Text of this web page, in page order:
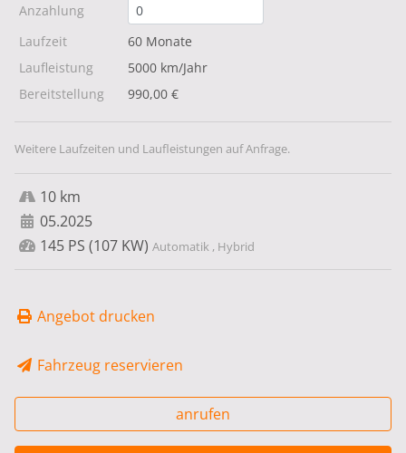
Anzahlung
Laufzeit
60 Monate
Laufleistung
5000 km/Jahr
Bereitstellung
990,00 €
Weitere Laufzeiten und Laufleistungen auf Anfrage.
10 km
05.2025
145 PS (107 KW) Automatik , Hybrid
Angebot drucken
Fahrzeug reservieren
anrufen